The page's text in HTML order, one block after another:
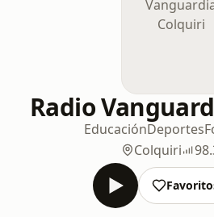
Radio
EducaciónDeportes
Colquiri